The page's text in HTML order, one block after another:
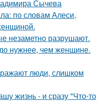
Сычева
по словам Алеси,
незаметно разрушают.
нужнее, чем женщине.
люди, слишком
жизнь - и сразу "Что-то